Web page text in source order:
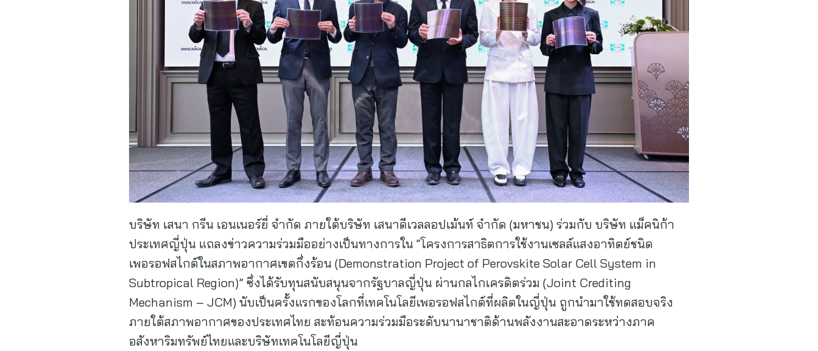
บริษัท เสนา กรีน เอนเนอร์ยี่ จำกัด ภายใต้บริษัท เสนาดีเวลลอปเม้นท์ จำกัด (มหาชน) ร่วมกับ บริษัท แม็คนิก้า
ประเทศญี่ปุ่น แถลงข่าวความร่วมมืออย่างเป็นทางการใน “โครงการสาธิตการใช้งานเซลล์แสงอาทิตย์ชนิด
เพอรอฟสไกต์ในสภาพอากาศเขตกึ่งร้อน (Demonstration Project of Perovskite Solar Cell System in
Subtropical Region)” ซึ่งได้รับทุนสนับสนุนจากรัฐบาลญี่ปุ่น ผ่านกลไกเครดิตร่วม (Joint Crediting
Mechanism – JCM) นับเป็นครั้งแรกของโลกที่เทคโนโลยีเพอรอฟสไกต์ที่ผลิตในญี่ปุ่น ถูกนำมาใช้ทดสอบจริง
ภายใต้สภาพอากาศของประเทศไทย สะท้อนความร่วมมือระดับนานาชาติด้านพลังงานสะอาดระหว่างภาค
อสังหาริมทรัพย์ไทยและบริษัทเทคโนโลยีญี่ปุ่น